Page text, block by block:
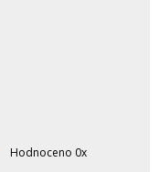
Hodnoceno 0x